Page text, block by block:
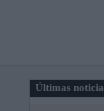
Últimas